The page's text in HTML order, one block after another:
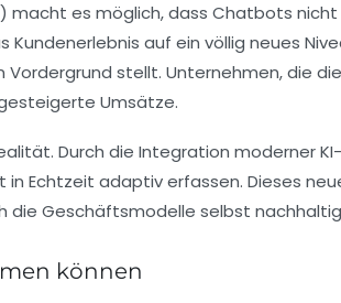
macht es möglich, dass Chatbots
auf ein völlig neues
stellt. Unternehmen, die
Umsätze.
Durch die Integration moderner
Echtzeit adaptiv erfassen. Dieses
die Geschäftsmodelle selbst
können